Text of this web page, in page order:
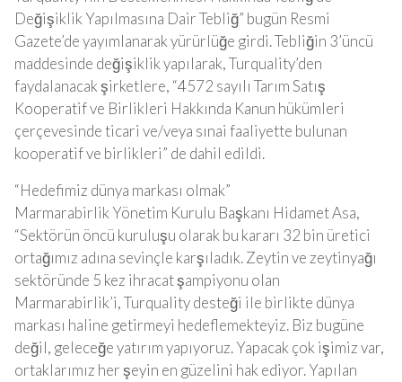
Değişiklik Yapılmasına Dair Tebliğ” bugün Resmi
Gazete’de yayımlanarak yürürlüğe girdi. Tebliğin 3’üncü
maddesinde değişiklik yapılarak, Turquality’den
faydalanacak şirketlere, “4572 sayılı Tarım Satış
Kooperatif ve Birlikleri Hakkında Kanun hükümleri
çerçevesinde ticari ve/veya sınai faaliyette bulunan
kooperatif ve birlikleri” de dahil edildi.
“Hedefimiz dünya markası olmak”
Marmarabirlik Yönetim Kurulu Başkanı Hidamet Asa,
“Sektörün öncü kuruluşu olarak bu kararı 32 bin üretici
ortağımız adına sevinçle karşıladık. Zeytin ve zeytinyağı
sektöründe 5 kez ihracat şampiyonu olan
Marmarabirlik’i, Turquality desteği ile birlikte dünya
markası haline getirmeyi hedeflemekteyiz. Biz bugüne
değil, geleceğe yatırım yapıyoruz. Yapacak çok işimiz var,
ortaklarımız her şeyin en güzelini hak ediyor. Yapılan